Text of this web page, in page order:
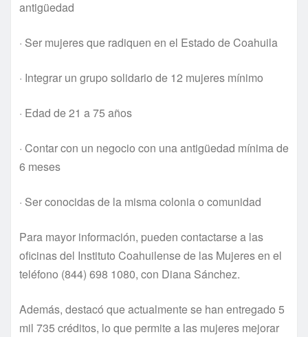
antigüedad
· Ser mujeres que radiquen en el Estado de Coahuila
· Integrar un grupo solidario de 12 mujeres mínimo
· Edad de 21 a 75 años
· Contar con un negocio con una antigüedad mínima de
6 meses
· Ser conocidas de la misma colonia o comunidad
Para mayor información, pueden contactarse a las
oficinas del Instituto Coahuilense de las Mujeres en el
teléfono (844) 698 1080, con Diana Sánchez.
Además, destacó que actualmente se han entregado 5
mil 735 créditos, lo que permite a las mujeres mejorar